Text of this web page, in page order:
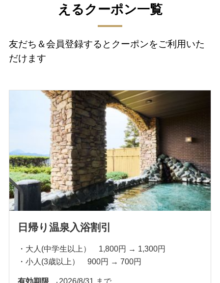
えるクーポン一覧
友だち＆会員登録するとクーポンをご利用いた
だけます
日帰り温泉入浴割引
・大人(中学生以上） 1,800円 → 1,300円
・小人(3歳以上） 900円 → 700円
有効期限 2026/8/31 まで